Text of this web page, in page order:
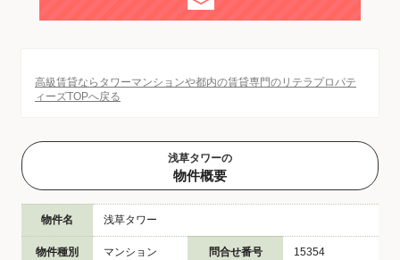
高級賃貸ならタワーマンションや都内の賃貸専門のリテラプロパテ
ィーズTOPへ戻る
浅草タワーの
物件概要
物件名 浅草タワー
物件種別 マンション 問合せ番号 15354